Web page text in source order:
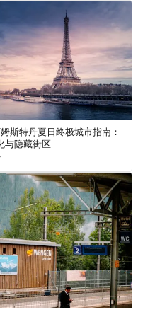
斯特丹夏日终极城市指南：
与隐藏街区